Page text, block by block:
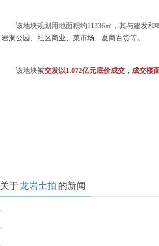
该地块规划用地面积约11336㎡，其与建发
岩洞公园、社区商业、菜市场、夏商百货等。
该地块被交发以1.072亿元底价成交，成交楼
关于 龙岩土拍 的新闻